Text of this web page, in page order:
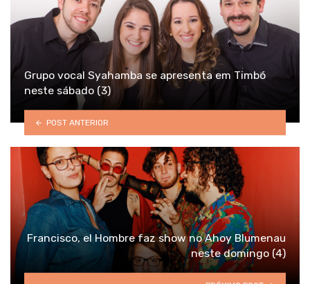
Grupo vocal Syahamba se apresenta em Timbó
neste sábado (3)
POST ANTERIOR
Francisco, el Hombre faz show no Ahoy Blumenau
neste domingo (4)